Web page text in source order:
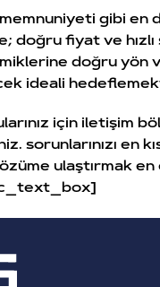
gibi en
doğru fiyat ve hızlı
doğru yön
ideali
için iletişim
sorunlarınızı en
ulaştırmak en